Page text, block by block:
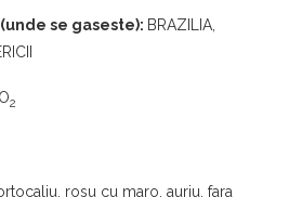
se gaseste): BRAZILIA,
2
rosu cu maro, auriu, fara